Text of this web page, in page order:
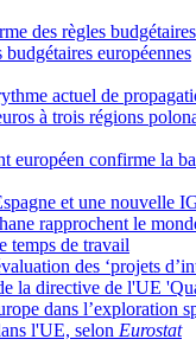
des règles
européennes
actuel de
à trois régions
confirme la
et une nouvelle
rapprochent le
temps de travail
des ‘projets
la directive de l'UE
dans l’exploration
l'UE, selon Eurostat